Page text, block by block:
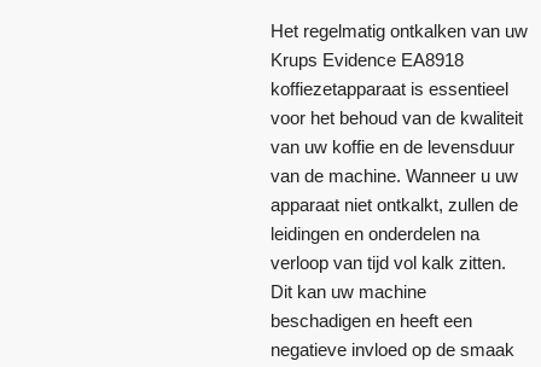
Het regelmatig ontkalken van uw
Krups Evidence EA8918
koffiezetapparaat is essentieel
voor het behoud van de kwaliteit
van uw koffie en de levensduur
van de machine. Wanneer u uw
apparaat niet ontkalkt, zullen de
leidingen en onderdelen na
verloop van tijd vol kalk zitten.
Dit kan uw machine
beschadigen en heeft een
negatieve invloed op de smaak